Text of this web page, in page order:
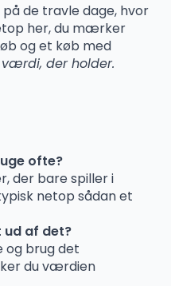
på de travle dage, hvor
her, du mærker
og et køb med
der holder.
ofte?
der bare spiller i
netop sådan et
ud af det?
og brug det
du værdien